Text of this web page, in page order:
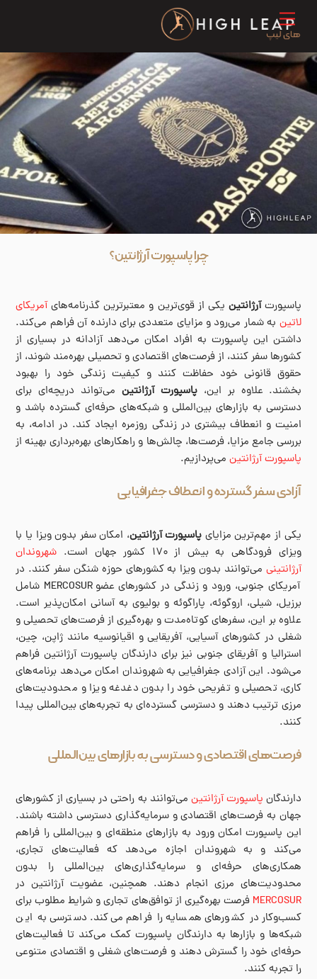
content
Menu
چرا پاسپورت آرژانتین؟
پاسپورتآرژانتین یکی از قوی‌ترین و معتبرترین گذرنامه‌هایآمریکای
لاتین به شمار می‌رود و مزایای متعددی برای دارنده آن فراهم می‌کند.
داشتن این پاسپورت به افراد امکان می‌دهد آزادانه در بسیاری از
کشورها سفر کنند، از فرصت‌های اقتصادی و تحصیلی بهره‌مند شوند، از
حقوق قانونی خود حفاظت کنند و کیفیت زندگی خود را بهبود
بخشند. علاوه بر این، پاسپورت آرژانتینمی‌تواند دریچه‌ای برای
دسترسی به بازارهای بین‌المللی و شبکه‌های حرفه‌ای گسترده باشد و
امنیت و انعطاف بیشتری در زندگی روزمره ایجاد کند. در ادامه، به
بررسی جامع مزایا، فرصت‌ها، چالش‌ها و راهکارهای بهره‌برداری بهینه از
پاسپورت آرژانتین می‌پردازیم.
آزادی سفر گسترده و انعطاف جغرافیایی
یکی از مهم‌ترین مزایای پاسپورت آرژانتین، امکان سفر بدون ویزا یا با
ویزای فرودگاهی به بیش از ۱۷۰ کشور جهان است.
شهروندان
آرژانتینی می‌توانند بدون ویزا به کشورهای حوزه شنگن سفر کنند. در
آمریکای جنوبی، ورود و زندگی در کشورهای عضو MERCOSUR شامل
برزیل، شیلی، اروگوئه، پاراگوئه و بولیوی به آسانی امکان‌پذیر است.
علاوه بر این، سفرهای کوتاه‌مدت و بهره‌گیری از فرصت‌های تحصیلی و
شغلی در کشورهای آسیایی، آفریقایی و اقیانوسیه مانند ژاپن، چین،
استرالیا و آفریقای جنوبی نیز برای دارندگان پاسپورت آرژانتین فراهم
می‌شود. این آزادی جغرافیایی به شهروندان امکان می‌دهد برنامه‌های
کاری، تحصیلی و تفریحی خود را بدون دغدغه ویزا و محدودیت‌های
مرزی ترتیب دهند و دسترسی گسترده‌ای به تجربه‌های بین‌المللی پیدا
کنند.
فرصت‌های اقتصادی و دسترسی به بازارهای بین‌المللی
دارندگان پاسپورت آرژانتین می‌توانند به راحتی در بسیاری از کشورهای
جهان به فرصت‌های اقتصادی و سرمایه‌گذاری دسترسی داشته باشند.
این پاسپورت امکان ورود به بازارهای منطقه‌ای و بین‌المللی را فراهم
می‌کند و به شهروندان اجازه می‌دهد که فعالیت‌های تجاری،
همکاری‌های حرفه‌ای و سرمایه‌گذاری‌های بین‌المللی را بدون
محدودیت‌های مرزی انجام دهند. همچنین، عضویت آرژانتین در
MERCOSUR فرصت بهره‌گیری از توافق‌های تجاری و شرایط مطلوب برای
کسب‌وکار در کشورهای همسایه را فراهم می‌کند. دسترسی به این
شبکه‌ها و بازارها به دارندگان پاسپورت کمک می‌کند تا فعالیت‌های
حرفه‌ای خود را گسترش دهند و فرصت‌های شغلی و اقتصادی متنوعی
را تجربه کنند.